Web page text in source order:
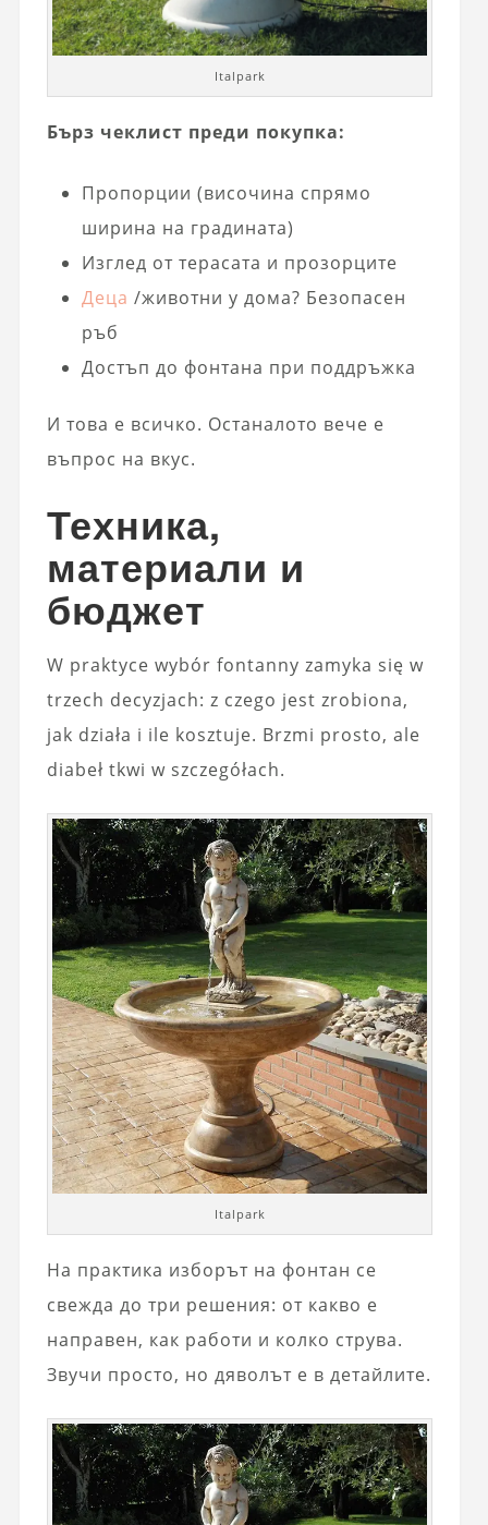
Italpark
Бърз чеклист преди покупка:
Пропорции (височина спрямо
ширина на градината)
Изглед от терасата и прозорците
Деца /животни у дома? Безопасен
ръб
Достъп до фонтана при поддръжка
И това е всичко. Останалото вече е
въпрос на вкус.
Техника,
материали и
бюджет
W praktyce wybór fontanny zamyka się w
trzech decyzjach: z czego jest zrobiona,
jak działa i ile kosztuje. Brzmi prosto, ale
diabeł tkwi w szczegółach.
Italpark
На практика изборът на фонтан се
свежда до три решения: от какво е
направен, как работи и колко струва.
Звучи просто, но дяволът е в детайлите.